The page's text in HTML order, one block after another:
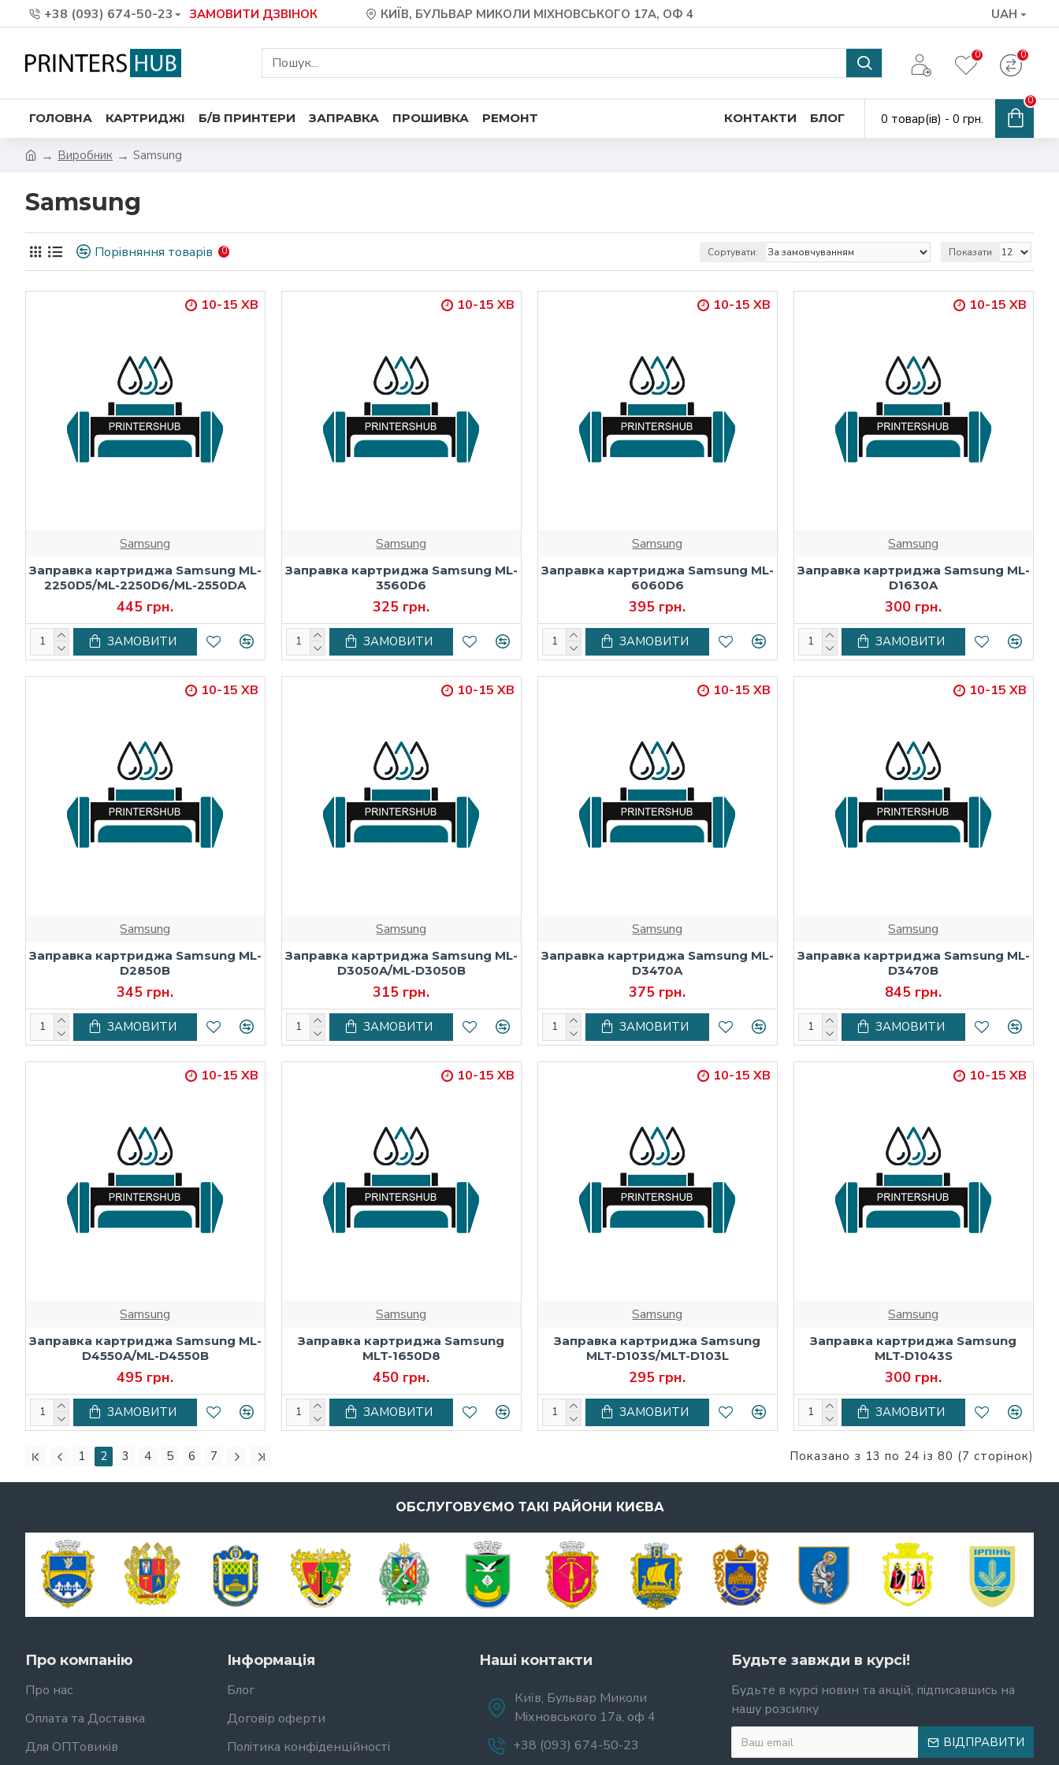
+38 (093) 674-50-23 ЗАМОВИТИ ДЗВІНОК КИЇВ, БУЛЬВАР МИКОЛИ МІХНОВСЬКОГО 17А, ОФ 4 UAH
0 0
ГОЛОВНА КАРТРИДЖІ Б/В ПРИНТЕРИ ЗАПРАВКА ПРОШИВКА РЕМОНТ КОНТАКТИ БЛОГ 0 товар(ів) - 0 грн.
0
Виробник Samsung
Samsung
Порівняння товарів 0 Сортувати: Показати
10-15 ХВ
Samsung
Заправка картриджа Samsung ML-
2250D5/ML-2250D6/ML-2550DA
445 грн.
ЗАМОВИТИ
10-15 ХВ
Samsung
Заправка картриджа Samsung ML-
3560D6
325 грн.
ЗАМОВИТИ
10-15 ХВ
Samsung
Заправка картриджа Samsung ML-
6060D6
395 грн.
ЗАМОВИТИ
10-15 ХВ
Samsung
Заправка картриджа Samsung ML-
D1630A
300 грн.
ЗАМОВИТИ
10-15 ХВ
Samsung
Заправка картриджа Samsung ML-
D2850B
345 грн.
ЗАМОВИТИ
10-15 ХВ
Samsung
Заправка картриджа Samsung ML-
D3050A/ML-D3050B
315 грн.
ЗАМОВИТИ
10-15 ХВ
Samsung
Заправка картриджа Samsung ML-
D3470A
375 грн.
ЗАМОВИТИ
10-15 ХВ
Samsung
Заправка картриджа Samsung ML-
D3470B
845 грн.
ЗАМОВИТИ
10-15 ХВ
Samsung
Заправка картриджа Samsung ML-
D4550A/ML-D4550B
495 грн.
ЗАМОВИТИ
10-15 ХВ
Samsung
Заправка картриджа Samsung
MLT-1650D8
450 грн.
ЗАМОВИТИ
10-15 ХВ
Samsung
Заправка картриджа Samsung
MLT-D103S/MLT-D103L
295 грн.
ЗАМОВИТИ
10-15 ХВ
Samsung
Заправка картриджа Samsung
MLT-D1043S
300 грн.
ЗАМОВИТИ
1 2 3 4 5 6 7 Показано з 13 по 24 із 80 (7 сторінок)
ОБСЛУГОВУЄМО ТАКІ РАЙОНИ КИЄВА
Про компанію
Про нас
Оплата та Доставка
Для ОПТовиків
Інформація
Блог
Договір оферти
Політика конфіденційності
Наші контакти
Київ, Бульвар Миколи
Міхновського 17а, оф 4
+38 (093) 674-50-23
Будьте завжди в курсі!
Будьте в курсі новин та акцій, підписавшись на
нашу розсилку
ВІДПРАВИТИ